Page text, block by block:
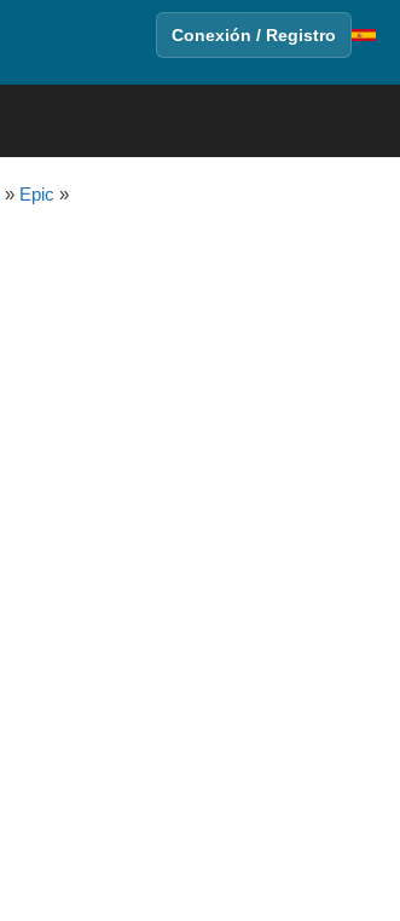
Conexión / Registro
» Epic »